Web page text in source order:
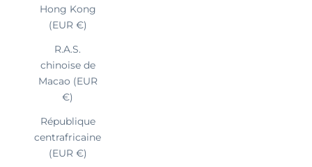
Hong Kong
(EUR €)
R.A.S.
chinoise de
Macao (EUR
€)
République
centrafricaine
(EUR €)